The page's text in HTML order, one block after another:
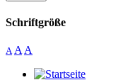
Schriftgröße
A A A